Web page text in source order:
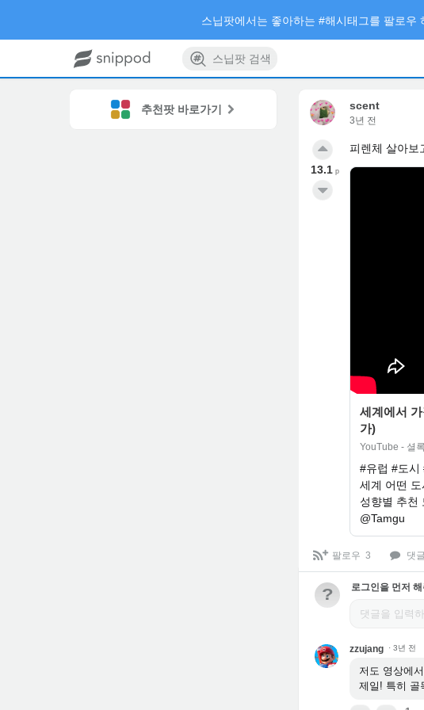
스닙팟 검색
scent
3년 전
피렌체 살아보
세계에서
가)
YouTube - 셜
#유럽 #도시
세계 어떤
성향별 추천
@Tamgu
13.1 p
팔로우 3 댓
? 로그인을 먼저 해
zzujang ·3년 전
저도 영상에
제일! 특히 골
추천팟 바로가기
스닙팟에서는 좋아하는 #해시태그를 팔로